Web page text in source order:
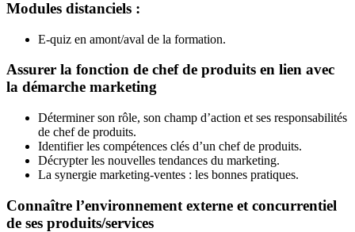
Modules distanciels :
E-quiz en amont/aval de la formation.
Assurer la fonction de chef de produits en lien avec
la démarche marketing
Déterminer son rôle, son champ d’action et ses responsabilités
de chef de produits.
Identifier les compétences clés d’un chef de produits.
Décrypter les nouvelles tendances du marketing.
La synergie marketing-ventes : les bonnes pratiques.
Connaître l’environnement externe et concurrentiel
de ses produits/services